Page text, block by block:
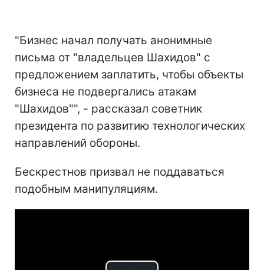
"Бизнес начал получать анонимные
письма от "владельцев Шахидов" с
предложением заплатить, чтобы объекты
бизнеса не подвергались атакам
"Шахидов"", - рассказал советник
президента по развитию технологических
направлений обороны.
Бескрестнов призвал не поддаваться
подобным манипуляциям.